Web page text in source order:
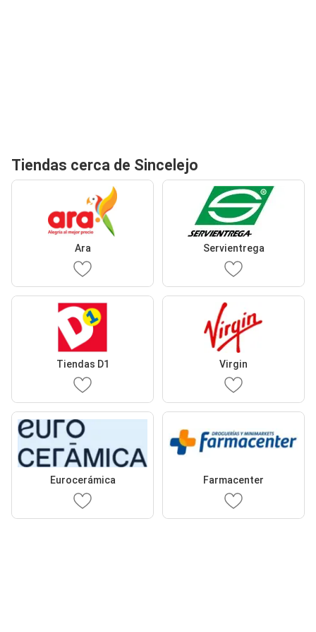
Tiendas cerca de Sincelejo
Ara Servientrega
Tiendas D1 Virgin
Eurocerámica Farmacenter